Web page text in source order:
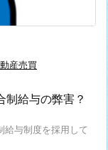
産売買
制給与の弊害？
与制度を採用して